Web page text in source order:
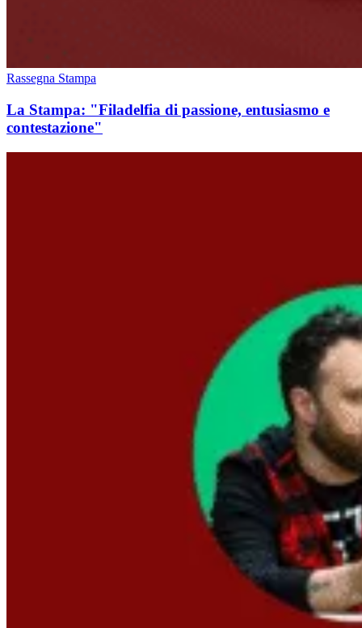
Rassegna Stampa
La Stampa: "Filadelfia di passione, entusiasmo e
contestazione"